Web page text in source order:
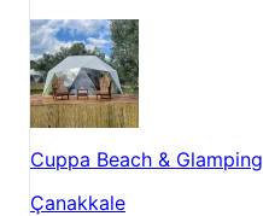
Cuppa Beach & Glamping
Çanakkale